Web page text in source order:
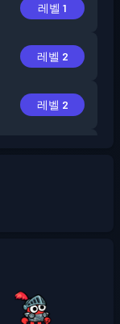
레벨 1
레벨 2
레벨 2